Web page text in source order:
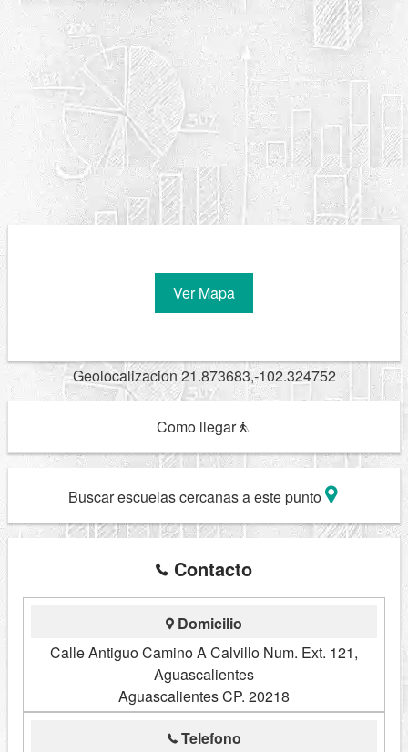
Ver Mapa
Geolocalizacion 21.873683,-102.324752
Como llegar
Buscar escuelas cercanas a este punto
Contacto
Domicilio
Calle Antiguo Camino A Calvillo Num. Ext. 121,
Aguascalientes
Aguascalientes CP. 20218
Telefono